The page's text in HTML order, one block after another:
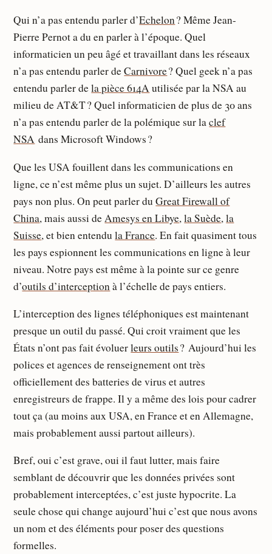
Qui n’a pas entendu parler d’Echelon? Même Jean-
Pierre Pernot a du en parler à l’époque. Quel
informaticien un peu âgé et travaillant dans les réseaux
n’a pas entendu parler deCarnivore? Quel geek n’a pas
entendu parler dela pièce 614A utilisée par la NSA au
milieu de AT&T ? Quel informaticien de plus de 30 ans
n’a pas entendu parler de la polémique sur laclef
NSA dans Microsoft Windows ?
Que les USA fouillent dans les communications en
ligne, ce n’est même plus un sujet. D’ailleurs les autres
pays non plus. On peut parler duGreat Firewall of
China, mais aussi de Amesys en Libye,la Suède,la
Suisse, et bien entendula France. En fait quasiment tous
les pays espionnent les communications en ligne à leur
niveau. Notre pays est même à la pointe sur ce genre
d’outils d’interception à l’échelle de pays entiers.
L’interception des lignes téléphoniques est maintenant
presque un outil du passé. Qui croit vraiment que les
États n’ont pas fait évoluerleurs outils? Aujourd’hui les
polices et agences de renseignement ont très
officiellement des batteries de virus et autres
enregistreurs de frappe. Il y a même des lois pour cadrer
tout ça (au moins aux USA, en France et en Allemagne,
mais probablement aussi partout ailleurs).
Bref, oui c’est grave, oui il faut lutter, mais faire
semblant de découvrir que les données privées sont
probablement interceptées, c’est juste hypocrite. La
seule chose qui change aujourd’hui c’est que nous avons
un nom et des éléments pour poser des questions
formelles.